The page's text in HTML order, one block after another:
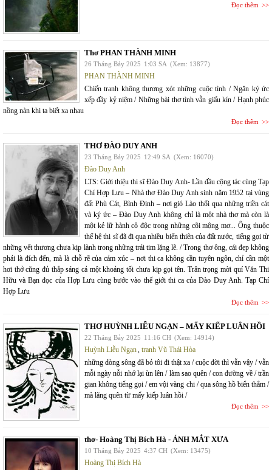
Đọc thêm
Thơ PHAN THÀNH MINH
26 Tháng Bảy 2025 1:03 SA (Xem: 13877)
PHAN THÀNH MINH
Chiến tranh không thương xót những cuộc tình / Ngăn ký ức
xếp đầy kỷ niệm / Những bài thơ tình vẫn giấu kín / Hạnh phúc
nồng nàn khi ta biết xa nhau
Đọc thêm
THƠ ĐÀO DUY ANH
23 Tháng Bảy 2025 12:49 SA (Xem: 16070)
Đào Duy Anh
LTS: Giới thiệu thi sĩ Đào Duy Anh- Lần đầu cộng tác cùng Tạp
Chí Hợp Lưu – Nhà thơ Đào Duy Anh sinh năm 1952 tại vùng
đất Phù Cát, Bình Định – nơi gió Lào thổi qua những triền cát
và ký ức – Đào Duy Anh không chỉ là một nhà thơ mà còn là
một kẻ lữ hành cô độc trong những cõi mộng mơ... Ông thuộc
thế hệ thi sĩ đã đi qua nhiều biến thiên của đất nước, tiếng gọi từ
những vết thương chưa kịp lành trong những trái tim lặng lẽ. / Trong thơ ông, cái đẹp không
phải là đích đến, mà là chỗ rẽ của cảm xúc – nơi thi ca không cần tuyên ngôn, chỉ cần một
hơi thở cũng đủ thắp sáng cả một khoảng tối chưa kịp gọi tên. Trân trọng mời quí Văn Thi
Hữu và Bạn đọc của Hợp Lưu cùng bước vào thế giới thi ca của Đào Duy Anh. Tạp Chí
Hợp Lưu
Đọc thêm
THƠ HUỲNH LIỄU NGẠN – MẤY KIẾP LUÂN HỒI
22 Tháng Bảy 2025 11:16 CH (Xem: 14914)
Huỳnh Liễu Ngạn, tranh Vũ Thái Hòa
những dòng sông đã bỏ tôi đi thật xa / cuộc đời thì vẫn vậy / vẫn
mỗi ngày nỗi nhớ lại ùn lên / làm sao quên / con đường về / trần
gian không tiếng gọi / em vội vàng chi / qua sông hồ biển thẳm /
mà lãng quên từ mấy kiếp luân hồi /
Đọc thêm
thơ- Hoàng Thị Bích Hà - ÁNH MẮT XƯA
10 Tháng Bảy 2025 4:37 CH (Xem: 13475)
Hoàng Thị Bích Hà